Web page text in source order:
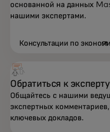
основанной на данных
нашими экспертами.
Консультации по
Обратиться к эксперту
Общайтесь с нашими
экспертных
ключевых докладов.